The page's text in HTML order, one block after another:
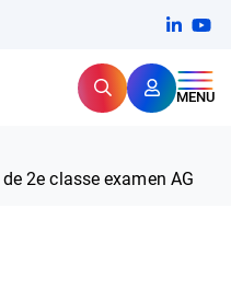
RechercherMENU
proximité pour
2e classe examen AG